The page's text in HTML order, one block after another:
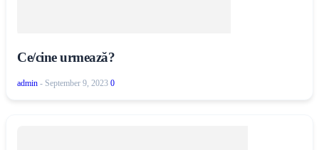
Ce/cine urmează?
admin - September 9, 2023 0